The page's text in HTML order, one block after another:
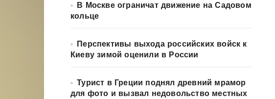
В Москве ограничат движение на Садовом
кольце
Перспективы выхода российских войск к
Киеву зимой оценили в России
Турист в Греции поднял древний мрамор
для фото и вызвал недовольство местных